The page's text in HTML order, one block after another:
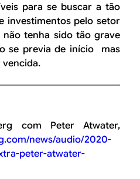
para se buscar a tão
investimentos pelo setor
tenha sido tão grave
se previa de início mas
vencida.
com Peter Atwater,
news/audio/2020-
peter-atwater-